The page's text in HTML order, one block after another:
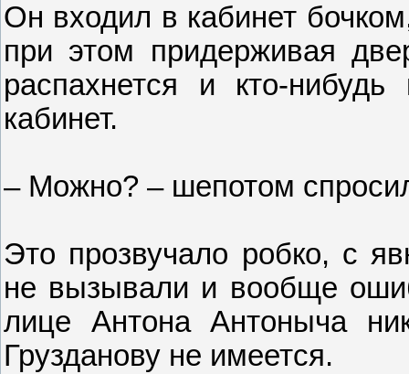
Он входил в кабинет
при этом придерживая
распахнется и кто-
кабинет.
– Можно? – шепотом
Это прозвучало робко, с
не вызывали и вообще
лице Антона Антоныча
Грузданову не имеется.